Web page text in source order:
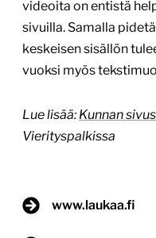
videoita on entistä
sivuilla. Samalla
keskeisen sisällön
vuoksi myös
Lue lisää: Kunnan
Vierityspalkissa
www.laukaa.fi